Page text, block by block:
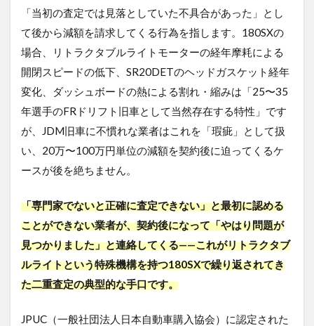
「当初の査定では見落としていた不具合があった」とし
て後から減額を請求してくる行為を指します。180SXの
場合、リトラクタブルライトモーターの経年摩耗による
開閉スピードの低下、SR20DETのヘッドガスケット経年
変化、ダッシュボードの熱による割れ・縮みは「25〜35
年選手のFRドリフト旧車として当然存在する特性」です
が、JDM旧車に不慣れな業者はこれを「瑕疵」として扱
い、20万〜100万円単位の減額を契約後に迫ってくるケ
ースが後を絶ちません。
「専門家でないと正確に査定できない」と最初に認める
ことができない業者が、契約後になって「やはり問題が
見つかりました」と連絡してくる——これがリトラクタブ
ルライトという特殊機構を持つ180SXで繰り返されてき
た二重査定の典型的な手口です。
JPUC（一般社団法人日本自動車購入協会）に認定された